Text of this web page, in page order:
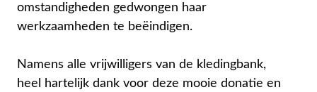
omstandigheden gedwongen haar
werkzaamheden te beëindigen.
Namens alle vrijwilligers van de kledingbank,
heel hartelijk dank voor deze mooie donatie en